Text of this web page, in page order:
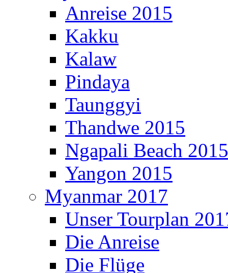
Anreise 2015
Kakku
Kalaw
Pindaya
Taunggyi
Thandwe 2015
Ngapali Beach 2015
Yangon 2015
Myanmar 2017
Unser Tourplan
Die Anreise
Die Flüge